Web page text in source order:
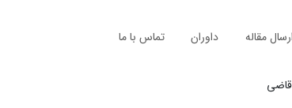
ارسال مقاله داوران تماس با ما